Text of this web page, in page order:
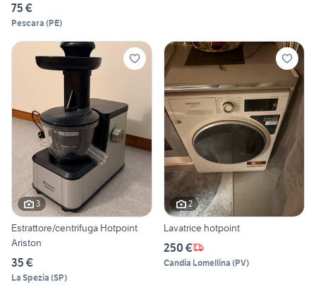
75 €
Pescara (PE)
3
Estrattore/centrifuga Hotpoint
Ariston
35 €
La Spezia (SP)
2
Lavatrice hotpoint
250 €
Candia Lomellina (PV)